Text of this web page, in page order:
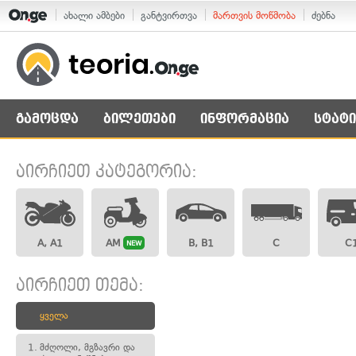
ახალი ამბები განტვირთვა მართვის მოწმობა ძებნა
გამოცდა ბილეთები ინფორმაცია
აირჩიეთ კატეგორია:
A, A1 AM NEW B, B1 C
აირჩიეთ თემა:
ყველა
1. მძღოლი, მგზავრი და